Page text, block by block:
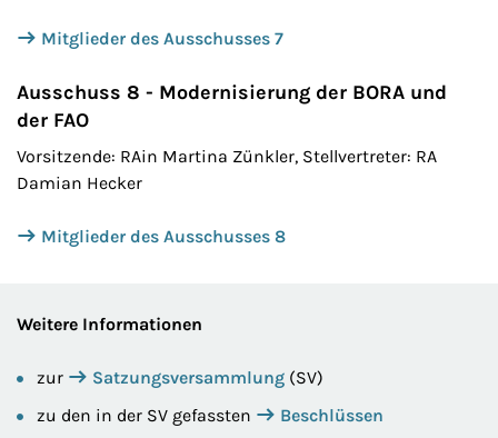
Mitglieder des Ausschusses 7
Ausschuss 8 - Modernisierung der BORA und
der FAO
Vorsitzende: RAin Martina Zünkler, Stellvertreter: RA
Damian Hecker
Mitglieder des Ausschusses 8
Weitere Informationen
zur Satzungsversammlung (SV)
zu den in der SV gefassten
Beschlüssen